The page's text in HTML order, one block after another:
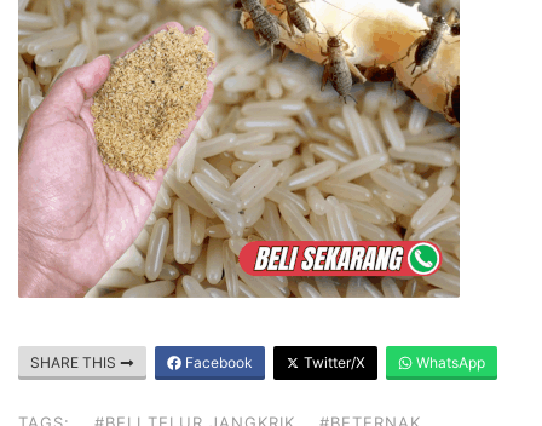
SHARE THIS Facebook Twitter/X WhatsApp